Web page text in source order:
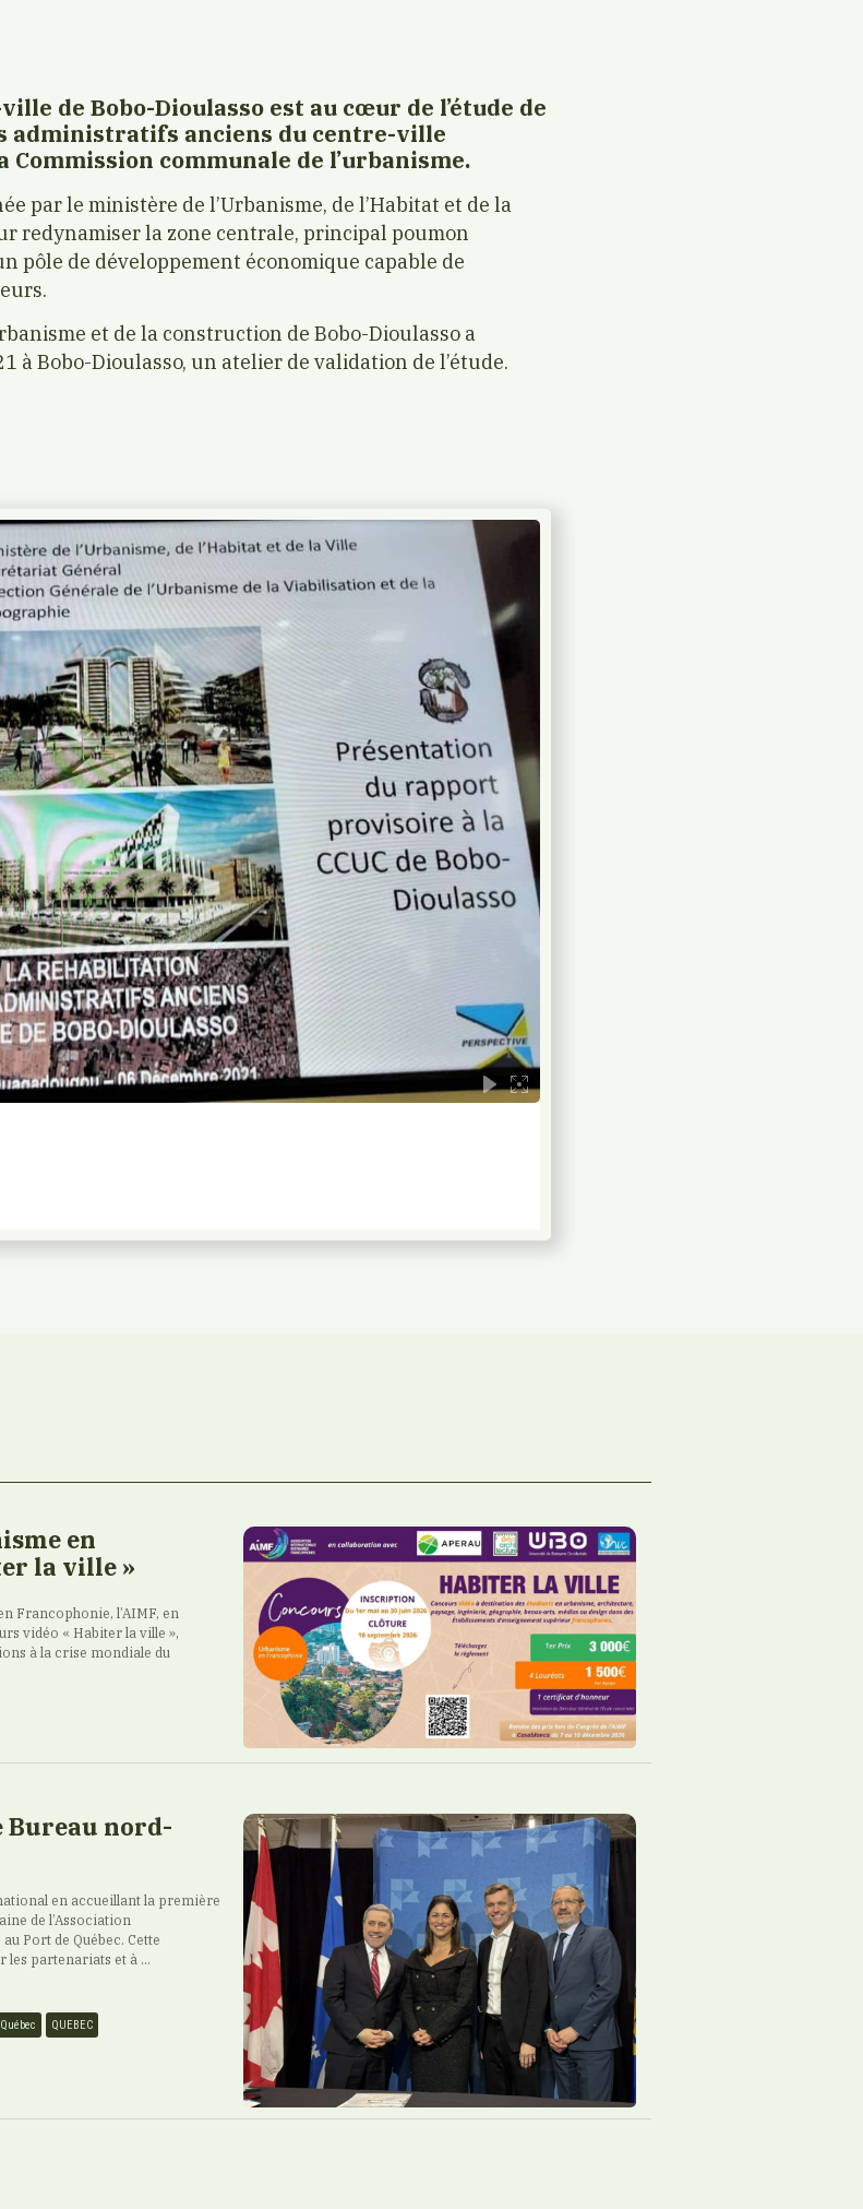
de Bobo-Dioulasso est au cœur de l’étude de
administratifs anciens du centre-ville
communale de l’urbanisme.
par le ministère de l’Urbanisme, de l’Habitat et de la
redynamiser la zone centrale, principal poumon
pôle de développement économique capable de
et de la construction de Bobo-Dioulasso a
à Bobo-Dioulasso, un atelier de validation de l’étude.
en
la ville »
Francophonie, l’AIMF, en
vidéo « Habiter la ville »,
à la crise mondiale du
Bureau nord-
en accueillant la première
de l’Association
Port de Québec. Cette
les partenariats et à ...
QUEBEC